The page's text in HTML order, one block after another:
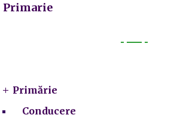
Primarie
Primărie
Conducere